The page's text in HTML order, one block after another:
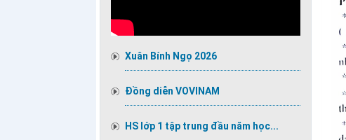
Xuân Bính Ngọ 2026
Đồng diễn VOVINAM
HS lớp 1 tập trung đầu năm học...